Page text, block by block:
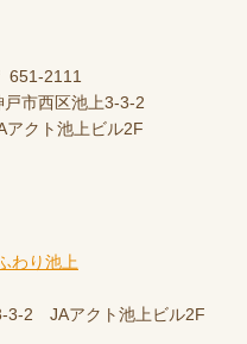
651-2111
戸市西区池上3-3-2
アクト池上ビル2F
3-2 JAアクト池上ビル2F